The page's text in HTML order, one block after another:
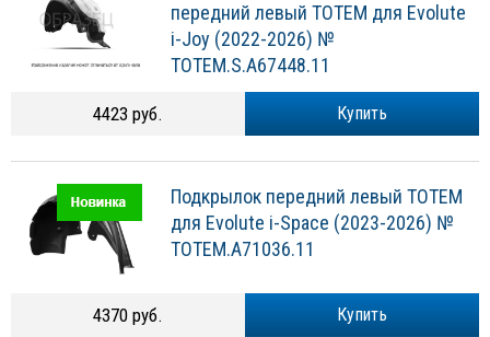
передний левый TOTEM для Evolute
i-Joy (2022-2026) №
TOTEM.S.A67448.11
Купить
4423 руб.
Подкрылок передний левый TOTEM
для Evolute i-Space (2023-2026) №
TOTEM.A71036.11
Купить
4370 руб.